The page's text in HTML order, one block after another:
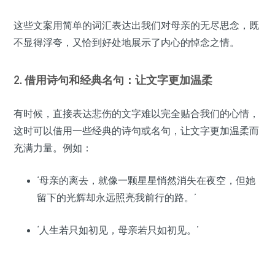
这些文案用简单的词汇表达出我们对母亲的无尽思念，既
不显得浮夸，又恰到好处地展示了内心的悼念之情。
2. 借用诗句和经典名句：让文字更加温柔
有时候，直接表达悲伤的文字难以完全贴合我们的心情，
这时可以借用一些经典的诗句或名句，让文字更加温柔而
充满力量。例如：
‘母亲的离去，就像一颗星星悄然消失在夜空，但她
留下的光辉却永远照亮我前行的路。’
‘人生若只如初见，母亲若只如初见。’